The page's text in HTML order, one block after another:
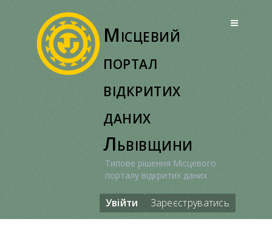
Місцевий
портал
відкритих
даних
Львівщини
Типове рішення Місцевого
порталу відкритих даних
Увійти Зареєструватись